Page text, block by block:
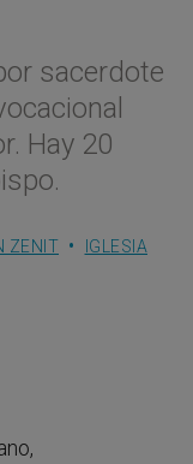
sacerdote
Hay 20
ZENIT
IGLESIA